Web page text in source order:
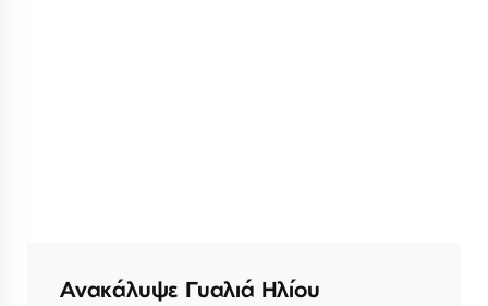
Ανακάλυψε Γυαλιά Ηλίου